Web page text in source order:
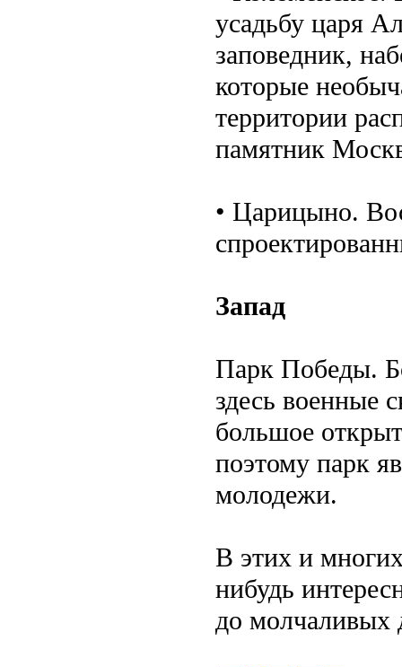
усадьбу царя
заповедник,
которые
территории
памятник
• Царицыно.
Запад
Парк Победы.
здесь военные
большое
поэтому парк
молодежи.
В этих и
нибудь
до молчаливых